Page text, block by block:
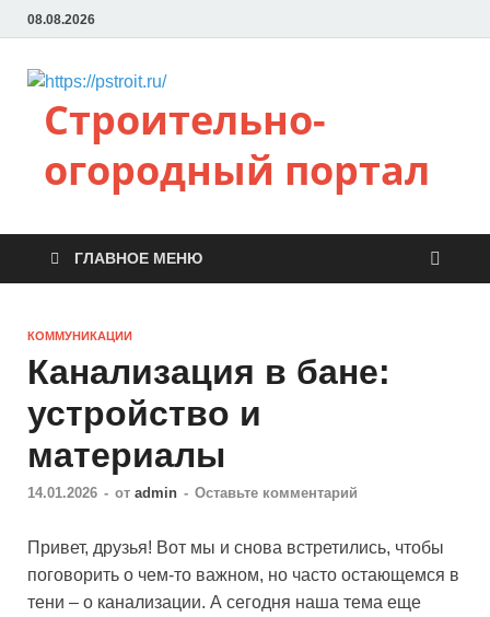
08.08.2026
Строительно-
огородный портал
ГЛАВНОЕ МЕНЮ
КОММУНИКАЦИИ
Канализация в бане:
устройство и
материалы
14.01.2026 - от admin - Оставьте комментарий
Привет, друзья! Вот мы и снова встретились, чтобы
поговорить о чем-то важном, но часто остающемся в
тени – о канализации. А сегодня наша тема еще